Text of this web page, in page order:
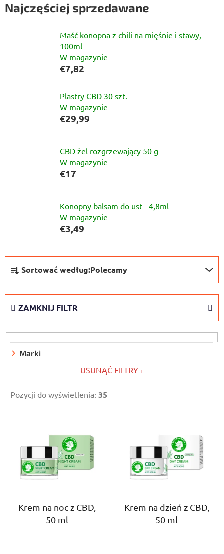
Najczęściej sprzedawane
Maść konopna z chili na mięśnie i stawy,
100ml
W magazynie
€7,82
Plastry CBD 30 szt.
W magazynie
€29,99
CBD żel rozgrzewający 50 g
W magazynie
€17
Konopny balsam do ust - 4,8ml
W magazynie
€3,49
o
r
a
p
Sortować według:Polecamy
ZAMKNIJ FILTR
Marki
USUNĄĆ FILTRY
Pozycji do wyświetlenia: 35
Krem na noc z CBD,
50 ml
Krem na dzień z CBD,
50 ml